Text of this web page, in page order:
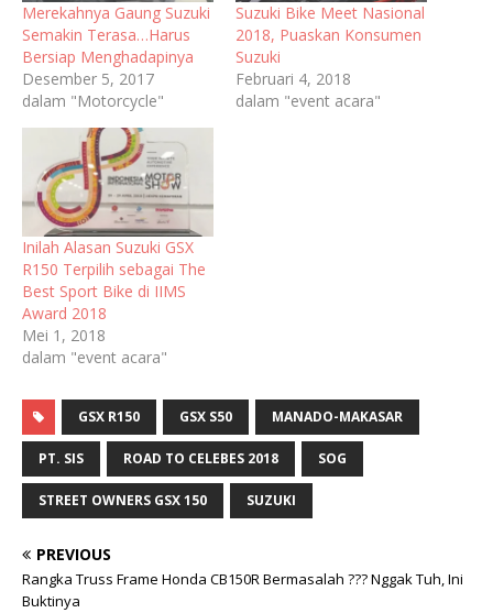
Merekahnya Gaung Suzuki
Semakin Terasa…Harus
Bersiap Menghadapinya
Desember 5, 2017
dalam "Motorcycle"
Suzuki Bike Meet Nasional
2018, Puaskan Konsumen
Suzuki
Februari 4, 2018
dalam "event acara"
Inilah Alasan Suzuki GSX
R150 Terpilih sebagai The
Best Sport Bike di IIMS
Award 2018
Mei 1, 2018
dalam "event acara"
GSX R150 GSX S50 MANADO-MAKASAR
PT. SIS ROAD TO CELEBES 2018 SOG
STREET OWNERS GSX 150 SUZUKI
PREVIOUS
Rangka Truss Frame Honda CB150R Bermasalah ??? Nggak Tuh, Ini
Buktinya